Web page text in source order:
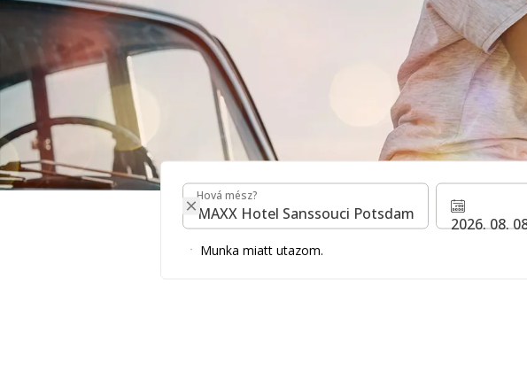
Maxx Hotel Sanssouci
A Guest Guide honlapunkon számos információt talál az Ön
Hová mész?
Hová mész?
2026. 08.
Munka miatt utazom.